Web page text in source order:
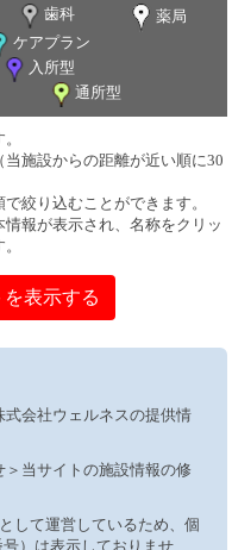
歯科
薬局
ケアプラン
入所型
通所型
施設からの距離が近い順に30
絞り込むことができます。
報が表示され、名称をクリッ
表示する
会社ウェルネスの提供情
当サイトの施設情報の修
して運営しているため、個
）は表示しておりませ